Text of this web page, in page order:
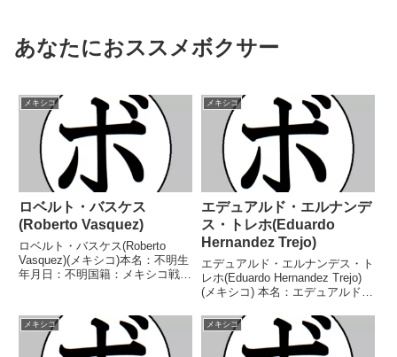
あなたにおススメボクサー
メキシコ
ロベルト・バスケス
(Roberto Vasquez)
ロベルト・バスケス(Roberto
Vasquez)(メキシコ)本名：不明生
年月日：不明国籍：メキシコ戦
(採点不明) ロドルフォ・アルメ
ンタ(メキシコ)2010/08...
メキシコ
エデュアルド・エルナンデ
ス・トレホ(Eduardo
Hernandez Trejo)
エデュアルド・エルナンデス・ト
レホ(Eduardo Hernandez Trejo)
(メキシコ) 本名：エデュアルド・
1997年6月28日国籍：メキシコ戦
績：15戦9勝(5KO)6敗 【獲得タ
イトル】なし 【戦...
メキシコ メキシコ